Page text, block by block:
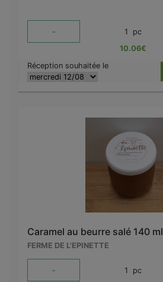
- 1 pc
10.06€
Réception souhaitée le
Caramel au beurre salé 140 ml
FERME DE L'EPINETTE
- 1 pc